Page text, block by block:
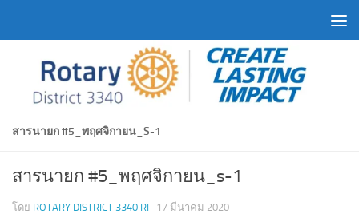
สารนายก #5_พฤศจิกายน_S-1
สารนายก #5_พฤศจิกายน_s-1
โดย ROTARY DISTRICT 3340 RI · 17 มีนาคม 2020